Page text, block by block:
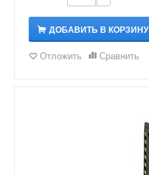
ДОБАВИТЬ В КОРЗИНУ
Отложить Сравнить